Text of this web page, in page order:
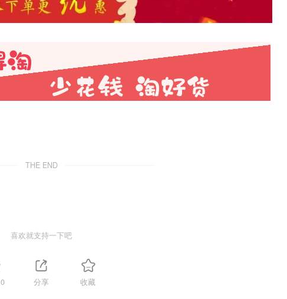
THE END
喜欢就支持一下吧
0 分享 收藏